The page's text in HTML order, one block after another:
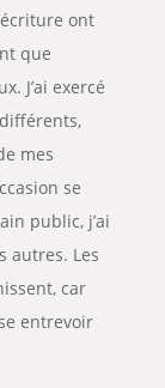
ont
que
J’ai exercé
mes
se
public, j’ai
autres. Les
car
entrevoir